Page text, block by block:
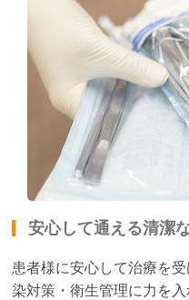
安心して通える清潔
患者様に安心して治療を
染対策・衛生管理に力を